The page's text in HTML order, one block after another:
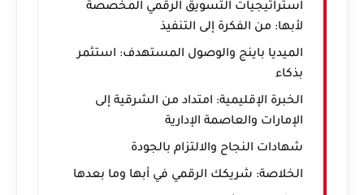
استراتيجيات التسويق الرقمي المخصصة
لأبها: من الفكرة إلى التنفيذ
الميديا باينج والوصول المستهدف: استثمر
بذكاء
الخبرة الإقليمية: امتداد من الشرقية إلى
الإمارات والعاصمة الإدارية
شهادات النجاح والالتزام بالجودة
الخلاصة: شريكك الرقمي في أبها وما بعدها